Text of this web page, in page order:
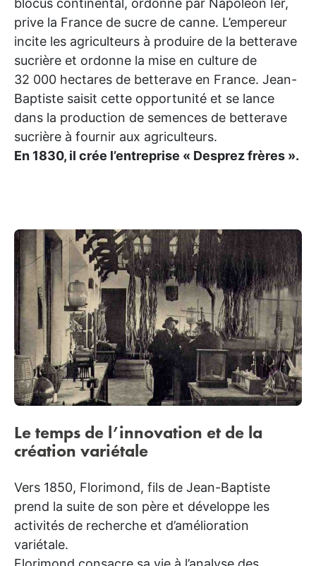
blocus continental, ordonné par Napoléon Ier,
prive la France de sucre de canne. L’empereur
incite les agriculteurs à produire de la betterave
sucrière et ordonne la mise en culture de
32 000 hectares de betterave en France. Jean-
Baptiste saisit cette opportunité et se lance
dans la production de semences de betterave
sucrière à fournir aux agriculteurs.
En 1830, il crée l’entreprise « Desprez frères ».
Le temps de l’innovation etde la
création variétale
Vers 1850, Florimond, fils de Jean-Baptiste
prend la suite de son père et développe les
activités de recherche et d’amélioration
variétale.